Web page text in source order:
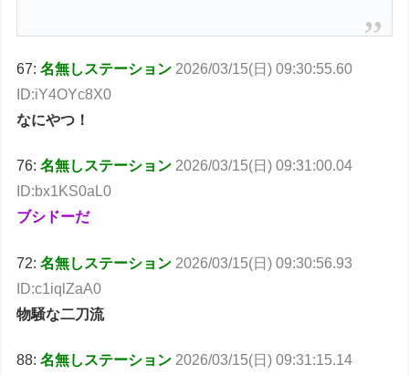
67:名無しステーション 2026/03/15(日) 09:30:55.60
ID:iY4OYc8X0
なにやつ！
76:名無しステーション 2026/03/15(日) 09:31:00.04
ID:bx1KS0aL0
ブシドーだ
72:名無しステーション 2026/03/15(日) 09:30:56.93
ID:c1iqlZaA0
物騒な二刀流
88:名無しステーション 2026/03/15(日) 09:31:15.14